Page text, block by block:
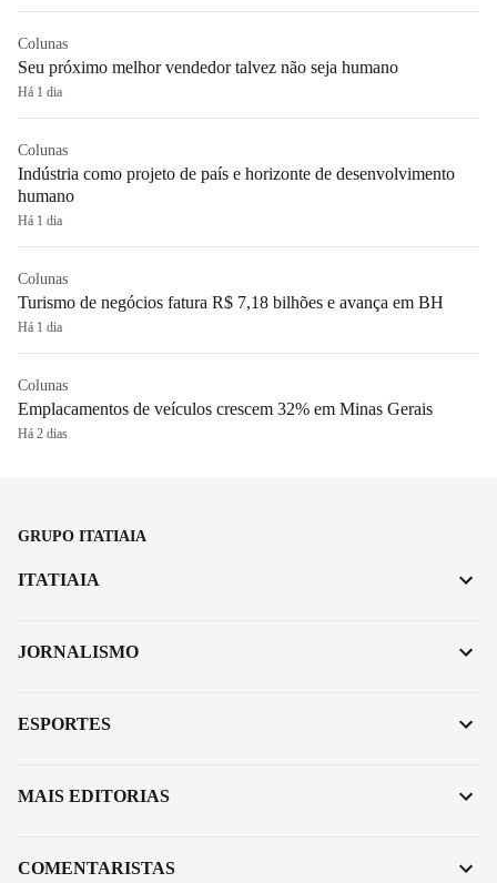
Colunas
Seu próximo melhor vendedor talvez não seja humano
Há 1 dia
Colunas
Indústria como projeto de país e horizonte de desenvolvimento
humano
Há 1 dia
Colunas
Turismo de negócios fatura R$ 7,18 bilhões e avança em BH
Há 1 dia
Colunas
Emplacamentos de veículos crescem 32% em Minas Gerais
Há 2 dias
GRUPO ITATIAIA
ITATIAIA
JORNALISMO
ESPORTES
MAIS EDITORIAS
COMENTARISTAS